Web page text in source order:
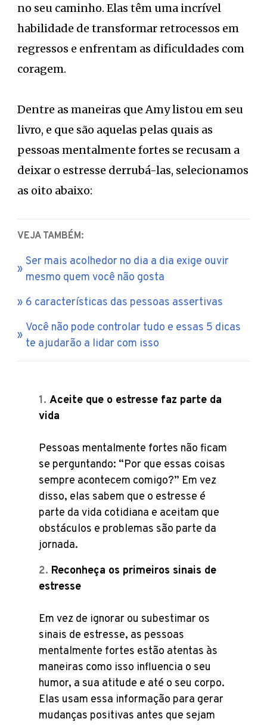
no seu caminho. Elas têm uma incrível
habilidade de transformar retrocessos em
regressos e enfrentam as dificuldades com
coragem.
Dentre as maneiras que Amy listou em seu
livro, e que são aquelas pelas quais as
pessoas mentalmente fortes se recusam a
deixar o estresse derrubá-las, selecionamos
as oito abaixo:
VEJA TAMBÉM:
Ser mais acolhedor no dia a dia exige ouvir
mesmo quem você não gosta
6 características das pessoas assertivas
Você não pode controlar tudo e essas 5 dicas
te ajudarão a lidar com isso
Aceite que o estresse faz parte da
vida
Pessoas mentalmente fortes não ficam
se perguntando: “Por que essas coisas
sempre acontecem comigo?” Em vez
disso, elas sabem que o estresse é
parte da vida cotidiana e aceitam que
obstáculos e problemas são parte da
jornada.
Reconheça os primeiros sinais de
estresse
Em vez de ignorar ou subestimar os
sinais de estresse, as pessoas
mentalmente fortes estão atentas às
maneiras como isso influencia o seu
humor, a sua atitude e até o seu corpo.
Elas usam essa informação para gerar
mudanças positivas antes que sejam